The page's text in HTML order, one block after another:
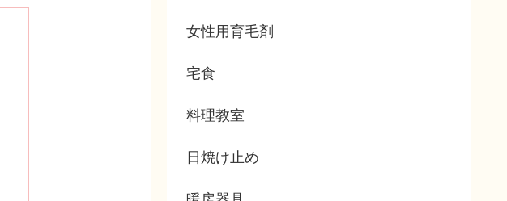
女性用育毛剤
宅食
料理教室
日焼け止め